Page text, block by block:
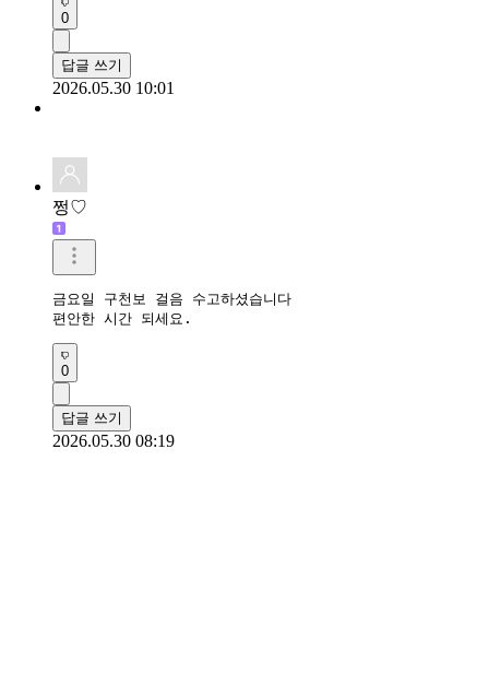
0
답글 쓰기
2026.05.30 10:01
쩡♡
금요일 구천보 걸음 수고하셨습니다
편안한 시간 되세요.
0
답글 쓰기
2026.05.30 08:19